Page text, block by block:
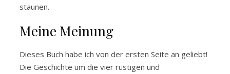
staunen.
Meine Meinung
Dieses Buch habe ich von der ersten Seite an geliebt!
Die Geschichte um die vier rüstigen und